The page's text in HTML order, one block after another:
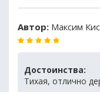
Автор: Максим
Достоинства:
Тихая, отлично